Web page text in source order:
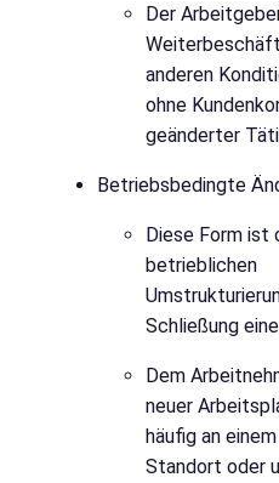
Der
anderen
ohne
geänderter
Betriebsbedingte
Diese Form ist
betrieblichen
Schließung
Dem
neuer
häufig an
Standort oder